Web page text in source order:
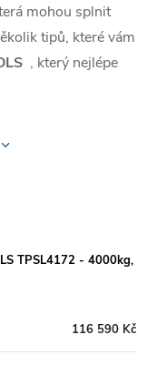
mohou splnit
tipů, které vám
, který nejlépe
TPSL4172 - 4000kg,
116 590 Kč